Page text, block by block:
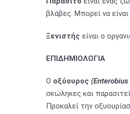
βλάβες. Μπορεί να
Ξενιστής είναι ο
ΕΠΙΔΗΜΙΟΛΟΓΙΑ
Ο οξύουρος
σκώληκες και παρασιτεί
Προκαλεί την